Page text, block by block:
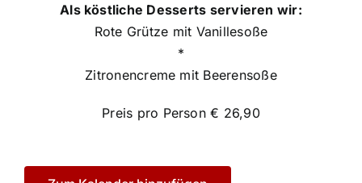
Als köstliche Desserts servieren wir:
Rote Grütze mit Vanillesoße
*
Zitronencreme mit Beerensoße
Preis pro Person € 26,90